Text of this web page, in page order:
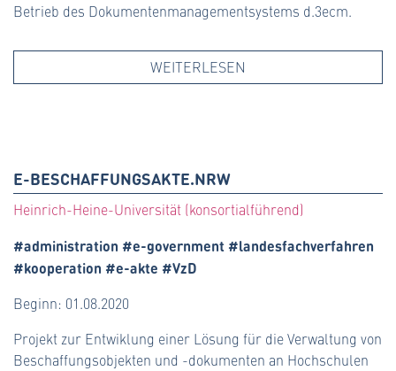
Betrieb des Dokumentenmanagementsystems d.3ecm.
WEITERLESEN
E-BESCHAFFUNGSAKTE.NRW
Heinrich-Heine-Universität (konsortialführend)
#administration #e-government #landesfachverfahren
#kooperation #e-akte #VzD
Beginn: 01.08.2020
Projekt zur Entwiklung einer Lösung für die Verwaltung von
Beschaffungsobjekten und -dokumenten an Hochschulen